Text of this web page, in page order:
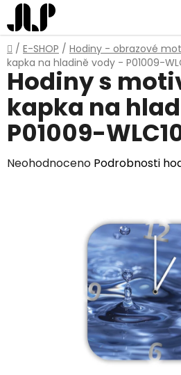
Přejít
na
obsah
Domů
/ E-SHOP / Hodiny - obrazové
kapka na hladině vody - P01009-
Hodiny s
kapka na
P01009-
Průměrné
Neohodnoceno Podrobnosti